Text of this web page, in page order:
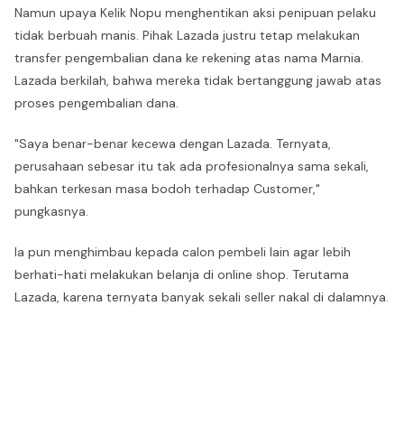
Namun upaya Kelik Nopu menghentikan aksi penipuan pelaku
tidak berbuah manis. Pihak Lazada justru tetap melakukan
transfer pengembalian dana ke rekening atas nama Marnia.
Lazada berkilah, bahwa mereka tidak bertanggung jawab atas
proses pengembalian dana.
"Saya benar-benar kecewa dengan Lazada. Ternyata,
perusahaan sebesar itu tak ada profesionalnya sama sekali,
bahkan terkesan masa bodoh terhadap Customer,"
pungkasnya.
Ia pun menghimbau kepada calon pembeli lain agar lebih
berhati-hati melakukan belanja di online shop. Terutama
Lazada, karena ternyata banyak sekali seller nakal di dalamnya.